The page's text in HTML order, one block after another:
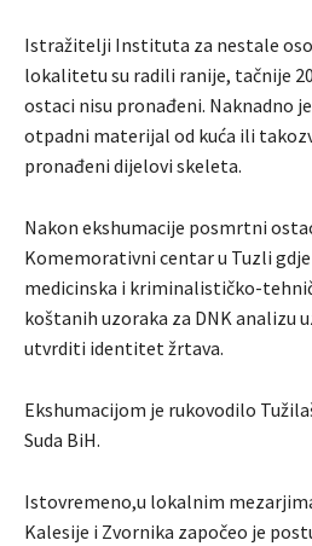
Istražitelji Instituta za nestale
lokalitetu su radili ranije, tačnije
ostaci nisu pronađeni. Naknadno
otpadni materijal od kuća ili
pronađeni dijelovi skeleta.
Nakon ekshumacije posmrtni
Komemorativni centar u Tuzli
medicinska i kriminalističko-
koštanih uzoraka za DNK analizu
utvrditi identitet žrtava.
Ekshumacijom je rukovodilo
Suda BiH.
Istovremeno,u lokalnim
Kalesije i Zvornika započeo je